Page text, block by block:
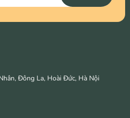
Đông La, Hoài Đức, Hà Nội